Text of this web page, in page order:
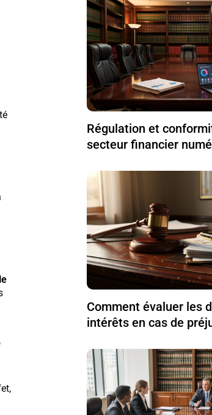
Régulation et
secteur financier
Comment évaluer les
intérêts en cas de